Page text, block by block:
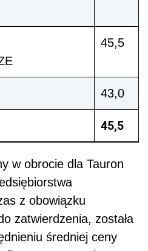
45,5
43,0
45,5
w obrocie dla Tauron
z obowiązku
zatwierdzenia, została
średniej ceny